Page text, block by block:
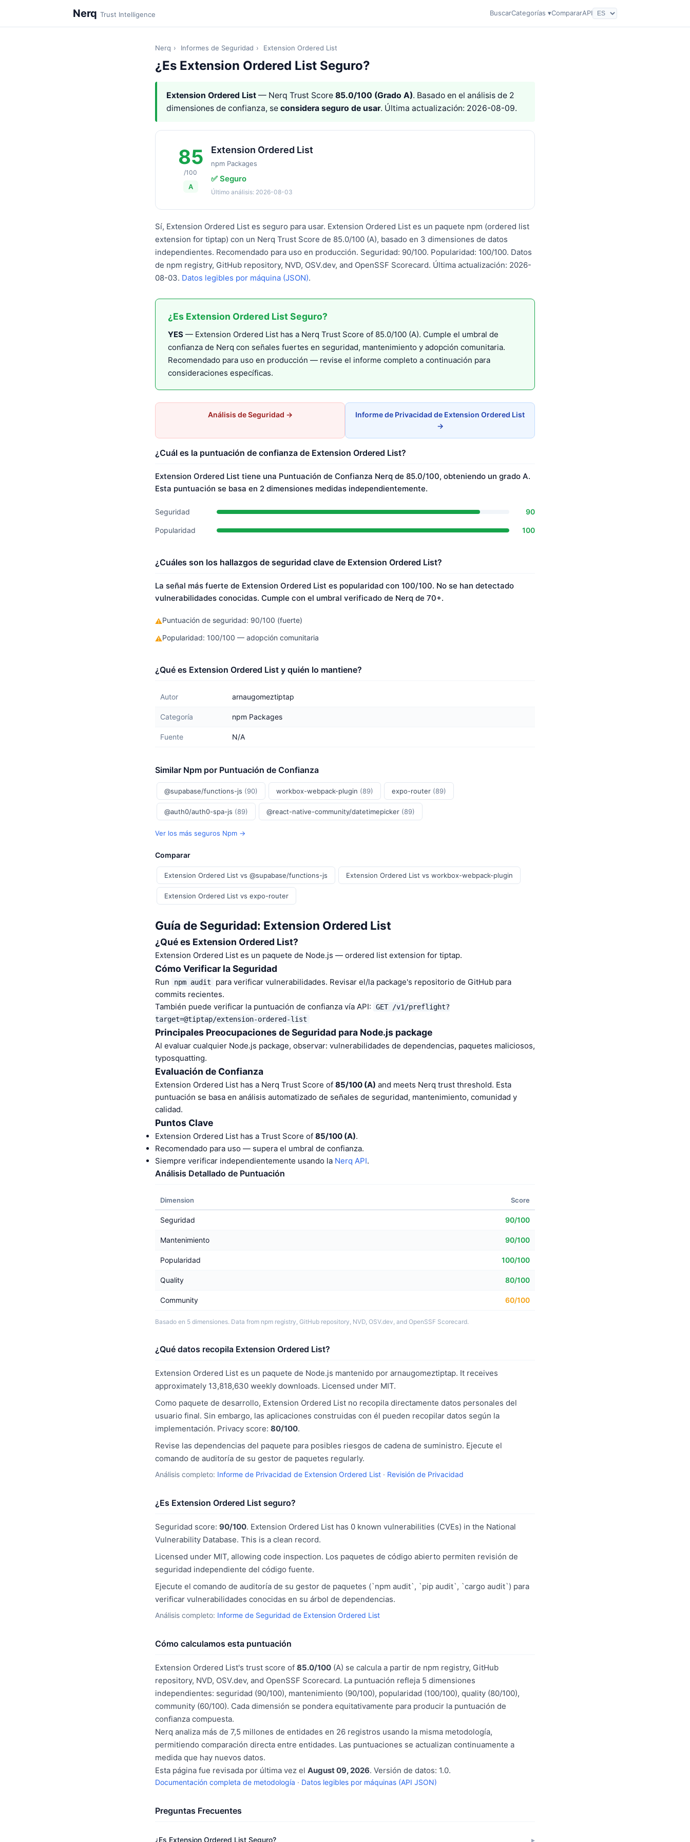
Nerq Trust Intelligence BuscarCategorías ▾CompararAPI
Nerq › Informes de Seguridad › Extension Ordered List
¿Es Extension Ordered List Seguro?
Extension Ordered List — Nerq Trust Score 85.0/100 (Grado A). Basado en el análisis de 2
dimensiones de confianza, se considera seguro de usar. Última actualización: 2026-08-09.
85
/100
A
Extension Ordered List
npm Packages
✅ Seguro
Último análisis: 2026-08-03
Sí, Extension Ordered List es seguro para usar. Extension Ordered List es un paquete npm (ordered list
extension for tiptap) con un Nerq Trust Score de 85.0/100 (A), basado en 3 dimensiones de datos
independientes. Recomendado para uso en producción. Seguridad: 90/100. Popularidad: 100/100. Datos
de npm registry, GitHub repository, NVD, OSV.dev, and OpenSSF Scorecard. Última actualización: 2026-
08-03. Datos legibles por máquina (JSON).
¿Es Extension Ordered List Seguro?
YES — Extension Ordered List has a Nerq Trust Score of 85.0/100 (A). Cumple el umbral de
confianza de Nerq con señales fuertes en seguridad, mantenimiento y adopción comunitaria.
Recomendado para uso en producción — revise el informe completo a continuación para
consideraciones específicas.
Análisis de Seguridad →
Informe de Privacidad de Extension Ordered List
→
¿Cuál es la puntuación de confianza de Extension Ordered List?
Extension Ordered List tiene una Puntuación de Confianza Nerq de 85.0/100, obteniendo un grado A.
Esta puntuación se basa en 2 dimensiones medidas independientemente.
Seguridad 90
Popularidad 100
¿Cuáles son los hallazgos de seguridad clave de Extension Ordered List?
La señal más fuerte de Extension Ordered List es popularidad con 100/100. No se han detectado
vulnerabilidades conocidas. Cumple con el umbral verificado de Nerq de 70+.
⚠Puntuación de seguridad: 90/100 (fuerte)
⚠Popularidad: 100/100 — adopción comunitaria
¿Qué es Extension Ordered List y quién lo mantiene?
Autor arnaugomeztiptap
Categoría npm Packages
Fuente N/A
Similar Npm por Puntuación de Confianza
@supabase/functions-js (90) workbox-webpack-plugin (89) expo-router (89)
@auth0/auth0-spa-js (89) @react-native-community/datetimepicker (89)
Ver los más seguros Npm →
Comparar
Extension Ordered List vs @supabase/functions-js Extension Ordered List vs workbox-webpack-plugin
Extension Ordered List vs expo-router
Guía de Seguridad: Extension Ordered List
¿Qué es Extension Ordered List?
Extension Ordered List es un paquete de Node.js — ordered list extension for tiptap.
Cómo Verificar la Seguridad
Run npm audit
para verificar vulnerabilidades. Revisar el/la package's repositorio de GitHub para
commits recientes.
También puede verificar la puntuación de confianza vía API:
GET /v1/preflight?
target=@tiptap/extension-ordered-list
Principales Preocupaciones de Seguridad para Node.js package
Al evaluar cualquier Node.js package, observar: vulnerabilidades de dependencias, paquetes maliciosos,
typosquatting.
Evaluación de Confianza
Extension Ordered List has a Nerq Trust Score of 85/100 (A) and meets Nerq trust threshold. Esta
puntuación se basa en análisis automatizado de señales de seguridad, mantenimiento, comunidad y
calidad.
Puntos Clave
Extension Ordered List has a Trust Score of 85/100 (A).
Recomendado para uso — supera el umbral de confianza.
Siempre verificar independientemente usando la Nerq API.
Análisis Detallado de Puntuación
Dimension Score
Seguridad 90/100
Mantenimiento 90/100
Popularidad 100/100
Quality 80/100
Community 60/100
Basado en 5 dimensiones. Data from npm registry, GitHub repository, NVD, OSV.dev, and OpenSSF Scorecard.
¿Qué datos recopila Extension Ordered List?
Extension Ordered List es un paquete de Node.js mantenido por arnaugomeztiptap. It receives
approximately 13,818,630 weekly downloads. Licensed under MIT.
Como paquete de desarrollo, Extension Ordered List no recopila directamente datos personales del
usuario final. Sin embargo, las aplicaciones construidas con él pueden recopilar datos según la
implementación. Privacy score: 80/100.
Revise las dependencias del paquete para posibles riesgos de cadena de suministro. Ejecute el
comando de auditoría de su gestor de paquetes regularly.
Análisis completo: Informe de Privacidad de Extension Ordered List · Revisión de Privacidad
¿Es Extension Ordered List seguro?
Seguridad score: 90/100. Extension Ordered List has 0 known vulnerabilities (CVEs) in the National
Vulnerability Database. This is a clean record.
Licensed under MIT, allowing code inspection. Los paquetes de código abierto permiten revisión de
seguridad independiente del código fuente.
Ejecute el comando de auditoría de su gestor de paquetes (`npm audit`, `pip audit`, `cargo audit`) para
verificar vulnerabilidades conocidas en su árbol de dependencias.
Análisis completo: Informe de Seguridad de Extension Ordered List
Cómo calculamos esta puntuación
Extension Ordered List's trust score of 85.0/100 (A) se calcula a partir de npm registry, GitHub
repository, NVD, OSV.dev, and OpenSSF Scorecard. La puntuación refleja 5 dimensiones
independientes: seguridad (90/100), mantenimiento (90/100), popularidad (100/100), quality (80/100),
community (60/100). Cada dimensión se pondera equitativamente para producir la puntuación de
confianza compuesta.
Nerq analiza más de 7,5 millones de entidades en 26 registros usando la misma metodología,
permitiendo comparación directa entre entidades. Las puntuaciones se actualizan continuamente a
medida que hay nuevos datos.
Esta página fue revisada por última vez el August 09, 2026. Versión de datos: 1.0.
Documentación completa de metodología · Datos legibles por máquinas (API JSON)
Preguntas Frecuentes
¿Es Extension Ordered List Seguro?